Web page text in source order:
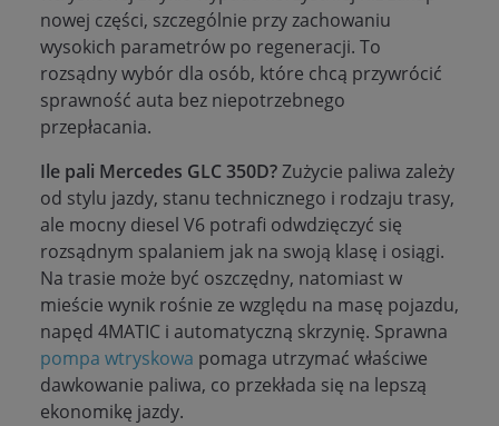
nowej części, szczególnie przy zachowaniu
wysokich parametrów po regeneracji. To
rozsądny wybór dla osób, które chcą przywrócić
sprawność auta bez niepotrzebnego
przepłacania.
Ile pali Mercedes GLC 350D?Zużycie paliwa zależy
od stylu jazdy, stanu technicznego i rodzaju trasy,
ale mocny diesel V6 potrafi odwdzięczyć się
rozsądnym spalaniem jak na swoją klasę i osiągi.
Na trasie może być oszczędny, natomiast w
mieście wynik rośnie ze względu na masę pojazdu,
napęd 4MATIC i automatyczną skrzynię. Sprawna
pompa wtryskowa pomaga utrzymać właściwe
dawkowanie paliwa, co przekłada się na lepszą
ekonomikę jazdy.